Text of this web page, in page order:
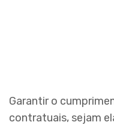
Garantir o
contratuais, sejam